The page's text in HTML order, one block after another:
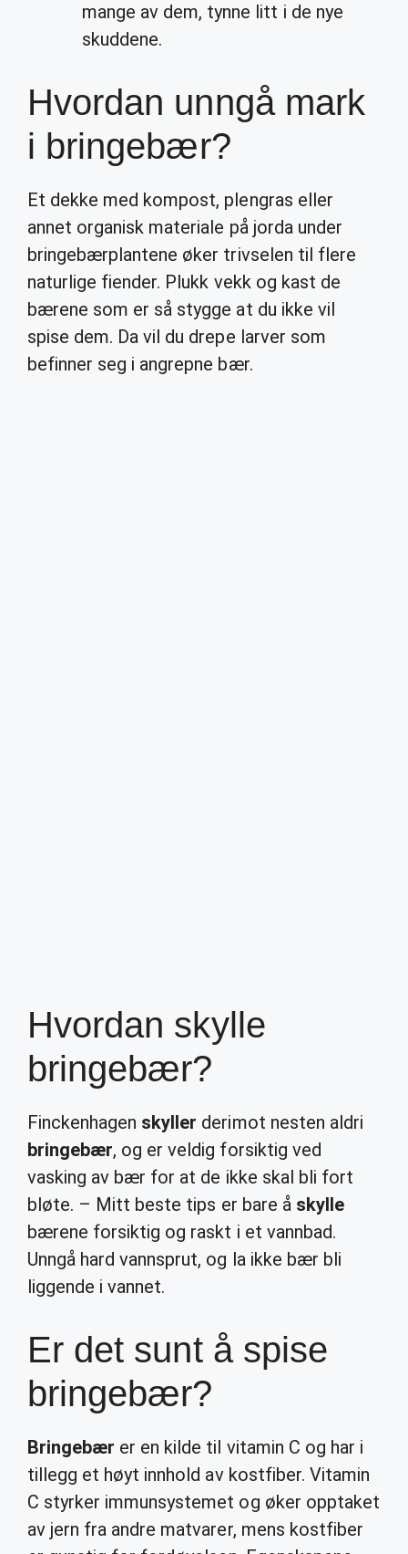
mange av dem, tynne litt i de nye
skuddene.
Hvordan unngå mark
i bringebær?
Et dekke med kompost, plengras eller
annet organisk materiale på jorda under
bringebærplantene øker trivselen til flere
naturlige fiender. Plukk vekk og kast de
bærene som er så stygge at du ikke vil
spise dem. Da vil du drepe larver som
befinner seg i angrepne bær.
Hvordan skylle
bringebær?
Finckenhagen skyller derimot nesten aldri
bringebær, og er veldig forsiktig ved
vasking av bær for at de ikke skal bli fort
bløte. – Mitt beste tips er bare å skylle
bærene forsiktig og raskt i et vannbad.
Unngå hard vannsprut, og la ikke bær bli
liggende i vannet.
Er det sunt å spise
bringebær?
Bringebær er en kilde til vitamin C og har i
tillegg et høyt innhold av kostfiber. Vitamin
C styrker immunsystemet og øker opptaket
av jern fra andre matvarer, mens kostfiber